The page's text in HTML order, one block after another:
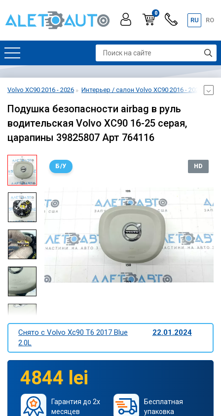
0
RU RO
Volvo XC90 2016 - 2026 Интерьер / салон Volvo XC90 2016 - 2026
Подушка безопасности airbag в руль
водительская Volvo XC90 16-25 серая,
царапины 39825807 Арт 764116
Б/У HD
Снято c Volvo Xc90 T6 2017 Blue
2.0L
22.01.2024
4844 lei
Гарантия до 2х
месяцев
Бесплатная
упаковка